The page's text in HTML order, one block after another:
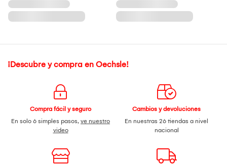
¡Descubre y compra en Oechsle!
Compra fácil y seguro
En solo 6 simples pasos, ve nuestro
video
Cambios y devoluciones
En nuestras 26 tiendas a nivel
nacional